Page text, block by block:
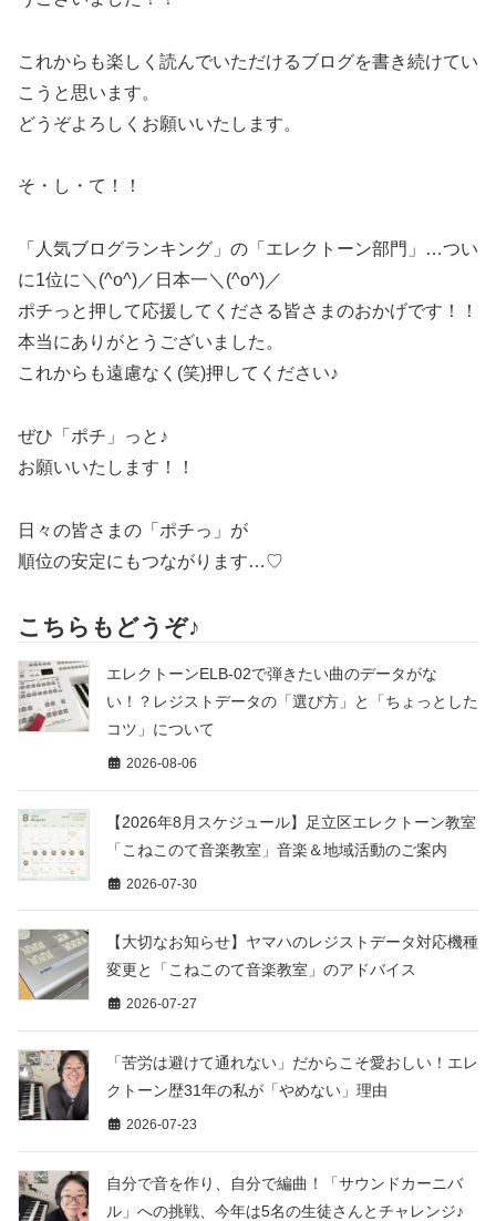
これからも楽しく読んでいただけるブログを書き続けてい
こうと思います。
どうぞよろしくお願いいたします。
そ・し・て！！
「人気ブログランキング」の「エレクトーン部門」…つい
に1位に＼(^o^)／日本一＼(^o^)／
ポチっと押して応援してくださる皆さまのおかげです！！
本当にありがとうございました。
これからも遠慮なく(笑)押してください♪
ぜひ「ポチ」っと♪
お願いいたします！！
日々の皆さまの「ポチっ」が
順位の安定にもつながります…♡
こちらもどうぞ♪
エレクトーンELB-02で弾きたい曲のデータがな
い！？レジストデータの「選び方」と「ちょっとした
コツ」について
2026-08-06
【2026年8月スケジュール】足立区エレクトーン教室
「こねこのて音楽教室」音楽＆地域活動のご案内
2026-07-30
【大切なお知らせ】ヤマハのレジストデータ対応機種
変更と「こねこのて音楽教室」のアドバイス
2026-07-27
「苦労は避けて通れない」だからこそ愛おしい！エレ
クトーン歴31年の私が「やめない」理由
2026-07-23
自分で音を作り、自分で編曲！「サウンドカーニバ
ル」への挑戦、今年は5名の生徒さんとチャレンジ♪